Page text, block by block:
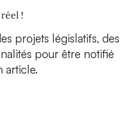
!
projets législatifs, des
pour être notifié
article.